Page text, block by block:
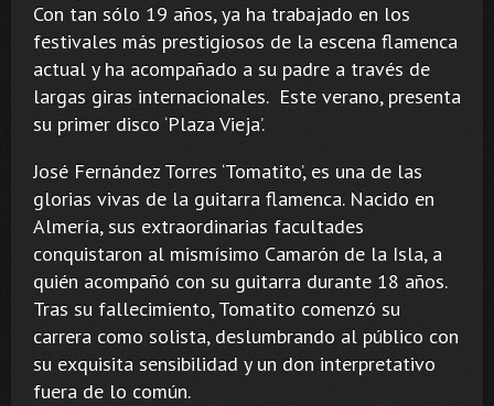
Con tan sólo 19 años, ya ha trabajado en los
festivales más prestigiosos de la escena flamenca
actual y ha acompañado a su padre a través de
largas giras internacionales. Este verano, presenta
su primer disco ‘Plaza Vieja’.
José Fernández Torres ‘Tomatito’, es una de las
glorias vivas de la guitarra flamenca. Nacido en
Almería, sus extraordinarias facultades
conquistaron al mismísimo Camarón de la Isla, a
quién acompañó con su guitarra durante 18 años.
Tras su fallecimiento, Tomatito comenzó su
carrera como solista, deslumbrando al público con
su exquisita sensibilidad y un don interpretativo
fuera de lo común.